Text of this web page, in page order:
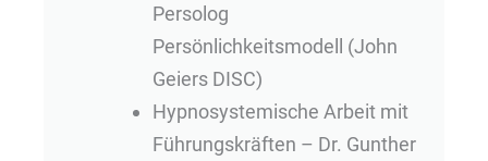
Persolog
Persönlichkeitsmodell (John
Geiers DISC)
Hypnosystemische Arbeit mit
Führungskräften – Dr. Gunther